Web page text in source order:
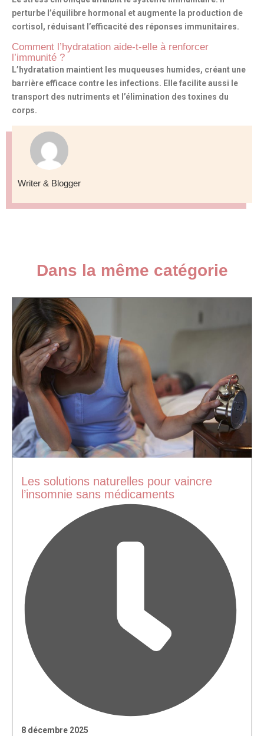
perturbe l’équilibre hormonal et augmente la production de
cortisol, réduisant l’efficacité des réponses immunitaires.
Comment l’hydratation aide-t-elle à renforcer
l’immunité ?
L’hydratation maintient les muqueuses humides, créant une
barrière efficace contre les infections. Elle facilite aussi le
transport des nutriments et l’élimination des toxines du
corps.
Writer & Blogger
Dans la même catégorie
Les solutions naturelles pour vaincre
l’insomnie sans médicaments
8 décembre 2025